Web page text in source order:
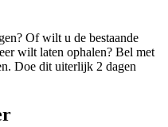
Of wilt u de bestaande
wilt laten ophalen? Bel met
Doe dit uiterlijk 2 dagen